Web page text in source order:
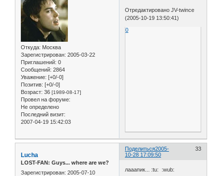
Откуда: Москва
Зарегистрирован: 2005-03-22
Приглашений: 0
Сообщений: 2864
Уважение: [+0/-0]
Позитив: [+0/-0]
Возраст: 36 [1989-08-17]
Провел на форуме:
Не определено
Последний визит:
2007-04-19 15:42:03
Отредактировано JV-twince
(2005-10-19 13:50:41)
0
Поделиться 33
2005-
10-28 17:09:50
Lucha
LOST-FAN: Guys... where are we?
Зарегистрирован: 2005-07-10
лааапик... :tu: :wub: